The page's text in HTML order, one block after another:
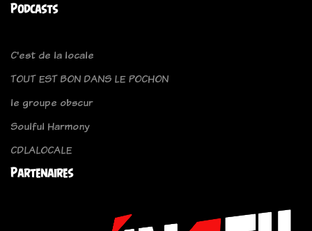
Podcasts
C'est de la locale
TOUT EST BON DANS LE POCHON
le groupe obscur
Soulful Harmony
CDLALOCALE
Partenaires